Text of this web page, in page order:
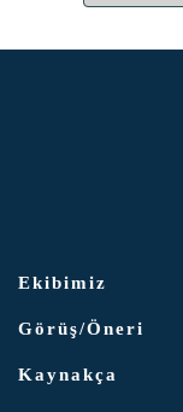
Ekibimiz
Görüş/Öneri
Kaynakça